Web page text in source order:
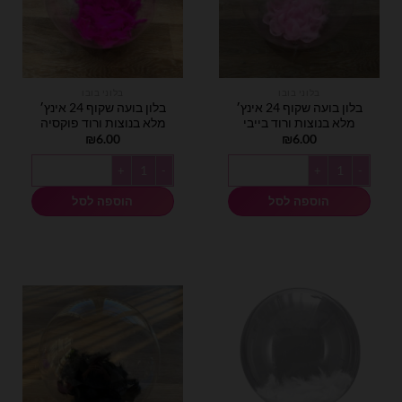
בלון בועה שקוף 24 אינץ׳
מלא בנוצות ורוד בייבי
₪6.00
הוספה לסל
בלון בועה שקוף 24 אינץ׳
מלא בנוצות ורוד פוקסיה
₪6.00
הוספה לסל